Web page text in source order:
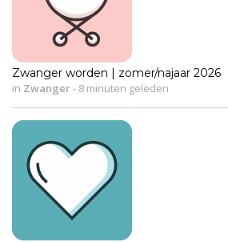
Zwanger worden | zomer/najaar 2026
in Zwanger- 8 minuten geleden